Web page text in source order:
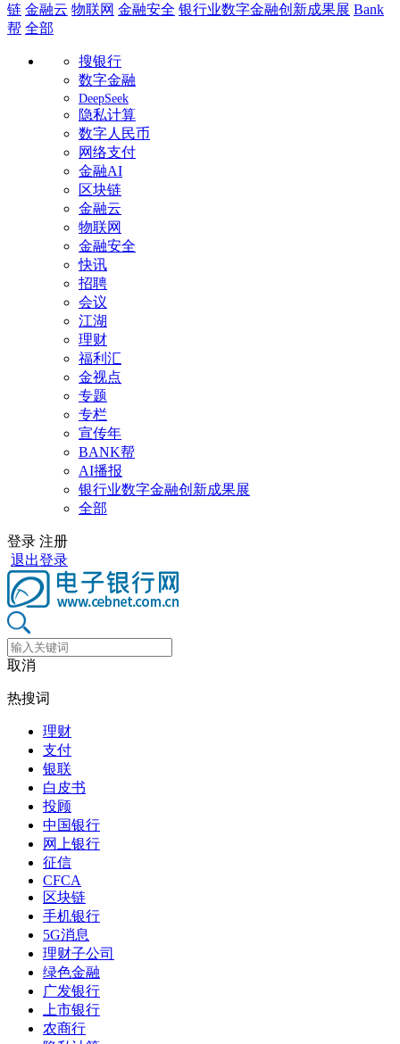
链 金融云 物联网 金融安全 银行业数字金融创新成果展 Bank
帮 全部
搜银行
数字金融
DeepSeek
隐私计算
数字人民币
网络支付
金融AI
区块链
金融云
物联网
金融安全
快讯
招聘
会议
江湖
理财
福利汇
金视点
专题
专栏
宣传年
BANK帮
AI播报
银行业数字金融创新成果展
全部
登录 注册
退出登录
取消
热搜词
理财
支付
银联
白皮书
投顾
中国银行
网上银行
征信
CFCA
区块链
手机银行
5G消息
理财子公司
绿色金融
广发银行
上市银行
农商行